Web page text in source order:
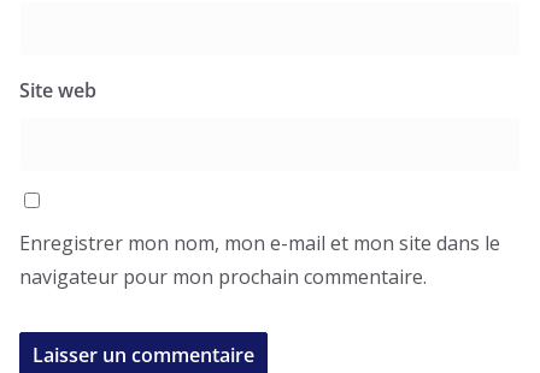
Site web
Enregistrer mon nom, mon e-mail et mon site dans le
navigateur pour mon prochain commentaire.